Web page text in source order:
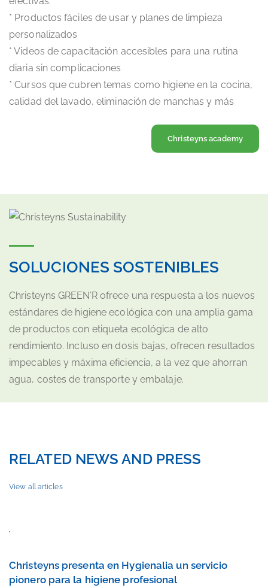
* Productos fáciles de usar y planes de limpieza
personalizados
* Videos de capacitación accesibles para una rutina
diaria sin complicaciones
* Cursos que cubren temas como higiene en la cocina,
calidad del lavado, eliminación de manchas y más
Christeyns academy
SOLUCIONES SOSTENIBLES
Christeyns GREEN’R ofrece una respuesta a los nuevos
estándares de higiene ecológica con una amplia gama
de productos con etiqueta ecológica de alto
rendimiento. Incluso en dosis bajas, ofrecen resultados
impecables y máxima eficiencia, a la vez que ahorran
agua, costes de transporte y embalaje.
RELATED NEWS AND PRESS
View all articles
Christeyns presenta en Hygienalia un servicio
pionero para la higiene profesional